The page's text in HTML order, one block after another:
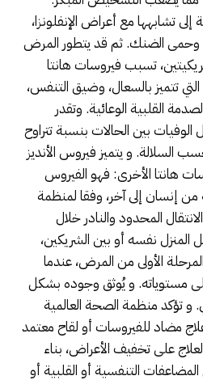
تشابهها مع أعراض الإنفلونزا،
وحمى الضنك. ثم قد يتطور المرض
تسبب فيروسات هانتا
التي تتميز بالسعال، وضيق التنفس،
القلبية الوعائية. وتقدر
بين الحالات بنسبة تتراوح
بحسب السلالة. و يتميز فيروس الأنديز
هانتا الأخرى: فهو الفيروس
من إنسان إلى آخر، وفقا لمنظمة
المحدود والنادر خلال
المنزل نفسه أو بين الشريكين،
الأولى من المرض، عندما
مستوياته. و يُوثق وجوده بشكل
و تؤكد منظمة الصحة العالمية
مضاد للفيروسات أو لقاح معتمد
على تخفيف الأعراض، بناء
التنفسية أو القلبية أو